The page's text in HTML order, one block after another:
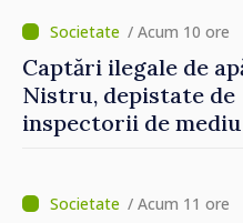
/ Acum 10 ore
Captări ilegale de
Nistru, depistate de
inspectorii de mediu
/ Acum 11 ore